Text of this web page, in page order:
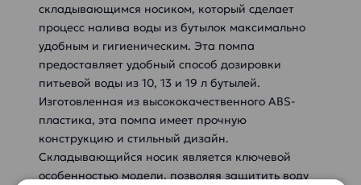
складывающимся носиком, который сделает
процесс налива воды из бутылок максимально
удобным и гигиеническим. Эта помпа
предоставляет удобный способ дозировки
питьевой воды из 10, 13 и 19 л бутылей.
Изготовленная из высококачественного ABS-
пластика, эта помпа имеет прочную
конструкцию и стильный дизайн.
Складывающийся носик является ключевой
особенностью модели, позволяя защитить воду